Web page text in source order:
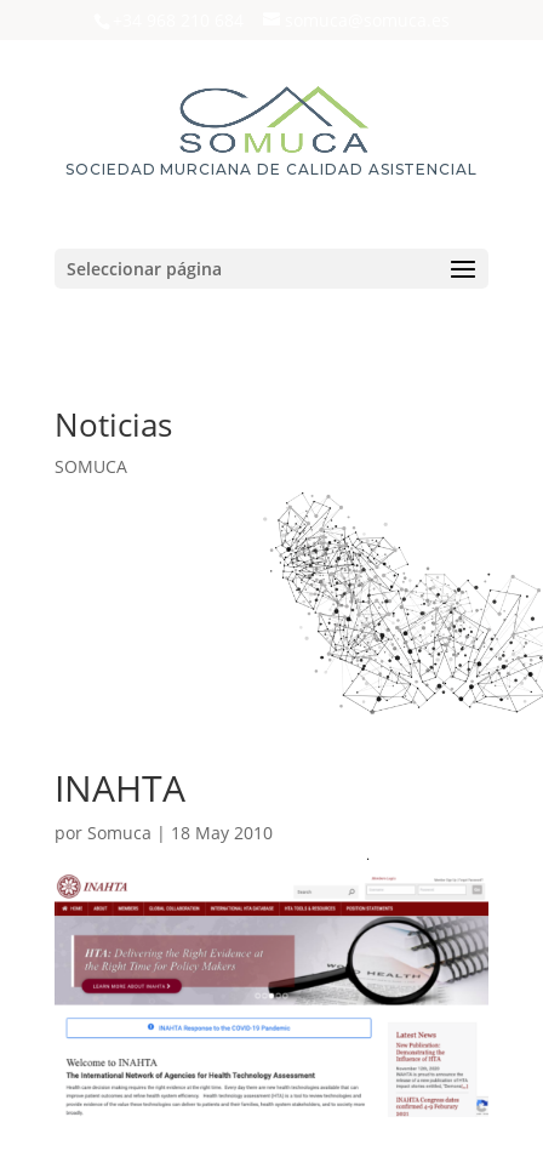
SOCIEDAD MURCIANA DE CALIDAD ASISTENCIAL
Seleccionar página
Noticias
SOMUCA
INAHTA
por Somuca | 18 May 2010